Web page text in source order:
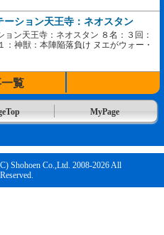
ーション天王寺：ネオスタン
ョン天王寺：ネオスタン ８名：３回：
：神獣：本陣陥落負け ヌエがウォー・
覧
MyPage
Shohoen Co.,Ltd. 2008-2026 All